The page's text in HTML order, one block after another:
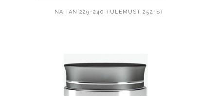
NÄITAN 229–240 TULEMUST 252-ST